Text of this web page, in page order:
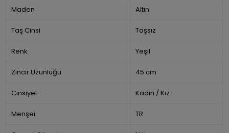
Maden Altın
Taş Cinsi Taşsız
Renk Yeşil
Zincir Uzunluğu 45 cm
Cinsiyet Kadın / Kız
Menşei TR